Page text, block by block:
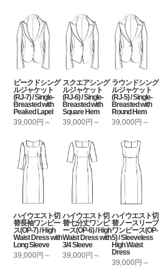
ピークドシング
ルジャケット
(RJ-7) / Single-
Breasted with
Peaked Lapel
39,000円～
スクエアシング
ルジャケット
(RJ-6) / Single-
Breasted with
Square Hem
39,000円～
ラウンドシング
ルジャケット
(RJ-5) / Single-
Breasted with
Round Hem
39,000円～
ハイウエスト切
替長袖ワンピー
ス(OP-7) / High
Waist Dress with
Long Sleeve
39,000円～
ハイウエスト切
替七分丈ワンピ
ース(OP-6) / High
Waist Dress with
3/4 Sleeve
39,000円～
ハイウエスト切
替ノースリーブ
ワンピース(OP-
5) / Sleeveless
High Waist
Dress
39,000円～